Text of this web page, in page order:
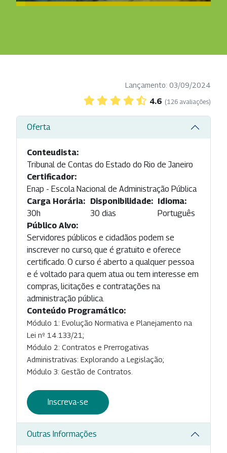
Lançamento: 03/09/2024
4.6 (126 avaliações)
Oferta
Conteudista:
Tribunal de Contas do Estado do Rio de Janeiro
Certificador:
Enap - Escola Nacional de Administração Pública
Carga Horária:
30h
Disponibilidade:
30 dias
Idioma:
Português
Público Alvo:
Servidores públicos e cidadãos podem se
inscrever no curso, que é gratuito e oferece
certificado. O curso é aberto a qualquer pessoa
e é voltado para quem atua ou tem interesse em
compras, licitações e contratações na
administração pública.
Conteúdo Programático:
Módulo 1: Evolução Normativa e Planejamento na
Lei nº 14.133/21;
Módulo 2: Contratos e Prerrogativas
Administrativas: Explorando a Legislação;
Módulo 3: Gestão de Contratos.
Inscreva-se
Outras Informações